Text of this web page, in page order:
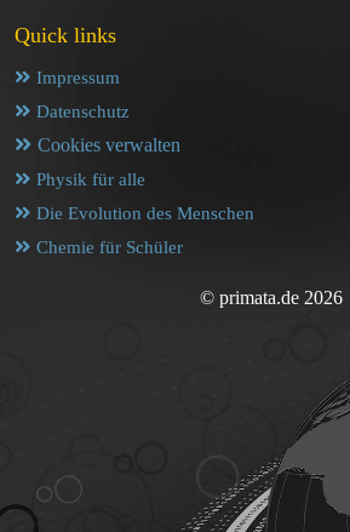
Quick links
Impressum
Datenschutz
Cookies verwalten
Physik für alle
Die Evolution des Menschen
Chemie für Schüler
© primata.de 2026